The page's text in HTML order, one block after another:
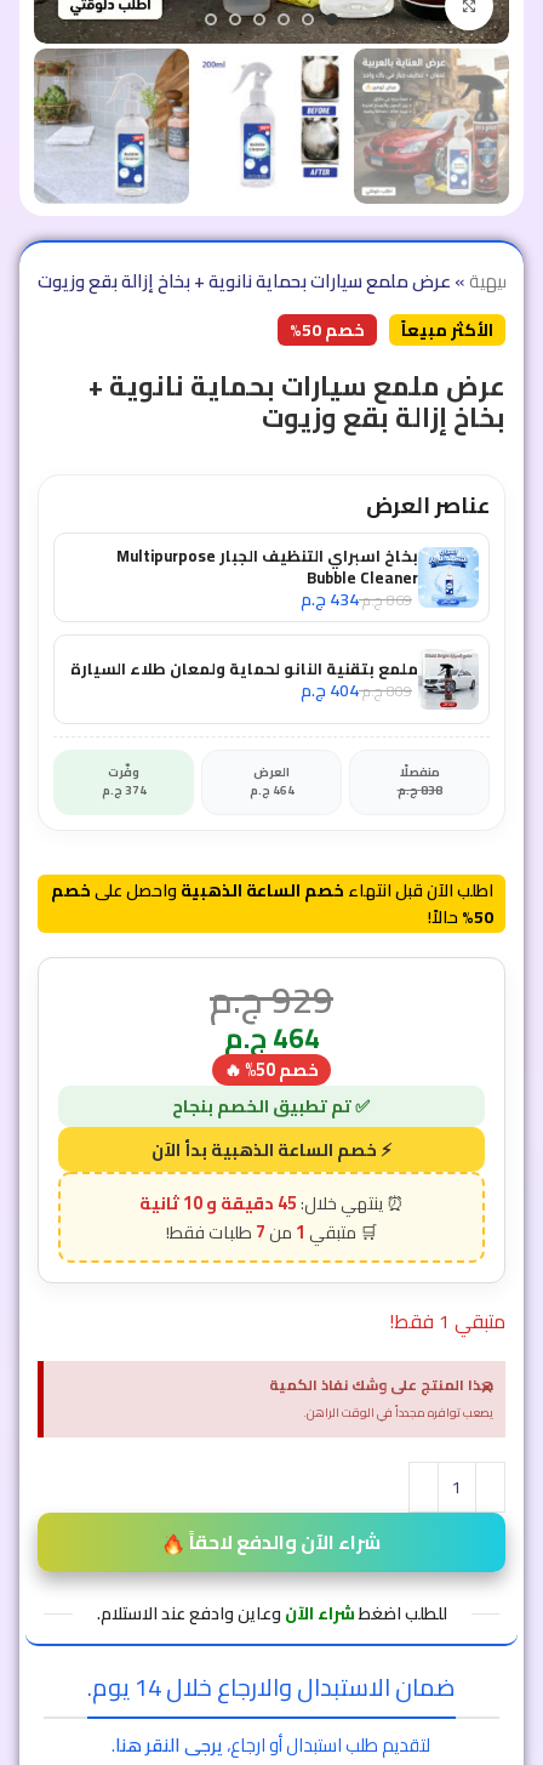
اضغط للتكبير
ترفيهية»عرض ملمع سيارات بحماية نانوية + بخاخ إزالة بقع وزيوت
الأكثر مبيعاً خصم 50%
عرض ملمع سيارات بحماية نانوية +
بخاخ إزالة بقع وزيوت
عناصر العرض
بخاخ اسبراي التنظيف الجبار Multipurpose
Bubble Cleaner
869ج.م434ج.م
ملمع بتقنية النانو لحماية ولمعان طلاء السيارة
809ج.م404ج.م
منفصلًا
838ج.م
العرض
464 ج.م
وفّرت
374ج.م
اطلب الآن قبل انتهاءخصم الساعة الذهبيةواحصل علىخصم
50% حالاً!
929ج.م
464ج.م
خصم 50% 🔥
45 دقيقة و 7 ثانية
1
7
متبقي 1 فقط!
هذا المنتج على وشك نفاذ الكمية
يصعب توافره مجدداً في الوقت الراهن.
×
شراء الآن والدفع لاحقاً
للطلب اضغطشراء الآنوعاين وادفع عند الاستلام.
ضمان الاستبدال والارجاع خلال 14 يوم.
لتقديم طلب استبدال أو ارجاع،يرجى النقر هنا.